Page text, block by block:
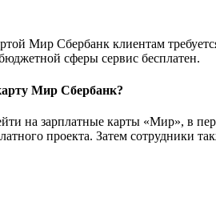
Мир Сбербанк клиентам
сферы сервис бесплатен.
Мир Сбербанк?
на зарплатные карты «Мир», в
проекта. Затем сотрудники